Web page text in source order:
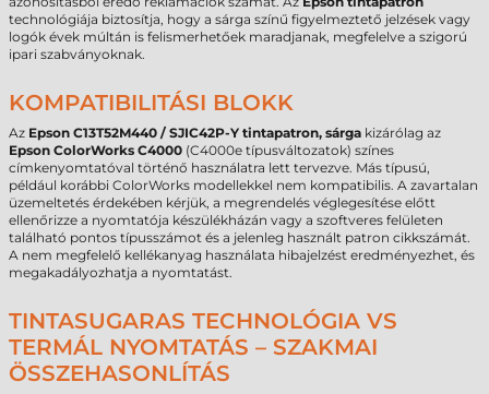
technológiája biztosítja, hogy a sárga színű figyelmeztető jelzések vagy
logók évek múltán is felismerhetőek maradjanak, megfelelve a szigorú
ipari szabványoknak.
KOMPATIBILITÁSI BLOKK
Az Epson C13T52M440 / SJIC42P-Y tintapatron, sárga kizárólag az
Epson ColorWorks C4000 (C4000e típusváltozatok) színes
címkenyomtatóval történő használatra lett tervezve. Más típusú,
például korábbi ColorWorks modellekkel nem kompatibilis. A zavartalan
üzemeltetés érdekében kérjük, a megrendelés véglegesítése előtt
ellenőrizze a nyomtatója készülékházán vagy a szoftveres felületen
található pontos típusszámot és a jelenleg használt patron cikkszámát.
A nem megfelelő kellékanyag használata hibajelzést eredményezhet, és
megakadályozhatja a nyomtatást.
TINTASUGARAS TECHNOLÓGIA VS
TERMÁL NYOMTATÁS – SZAKMAI
ÖSSZEHASONLÍTÁS